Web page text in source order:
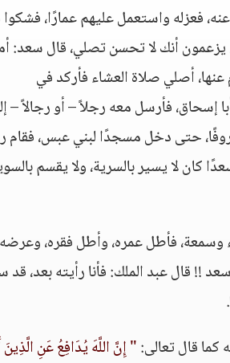
فعزله واستعمل عليهم عمارًا،
أنك لا تحسن تصلي، قال سعد:
أصلي صلاة العشاء فأركد في
إسحاق، فأرسل معه رجلاً – أو رجالاً –
حتى دخل مسجدًا لبني عبس،
كان لا يسير بالسرية، ولا يقسم
وسمعة، فأطل عمره، وأطل فقره، وعرضه
!! قال عبد الملك: فأنا رأيته بعد،
كما قال تعالى:" إِنَّ اللَّهَ يُدَافِعُ عَنِ الَّذِينَ